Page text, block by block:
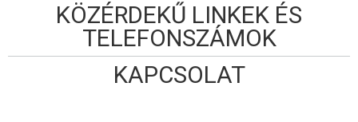
KÖZÉRDEKŰ LINKEK ÉS
TELEFONSZÁMOK
KAPCSOLAT